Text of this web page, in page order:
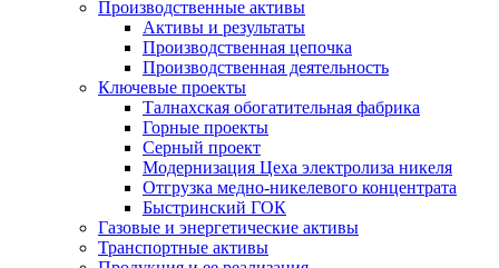
Производственные активы
Активы и результаты
Производственная цепочка
Производственная деятельность
Ключевые проекты
Талнахская обогатительная фабрика
Горные проекты
Серный проект
Модернизация Цеха электролиза никеля
Отгрузка медно-никелевого концентрата
Быстринский ГОК
Газовые и энергетические активы
Транспортные активы